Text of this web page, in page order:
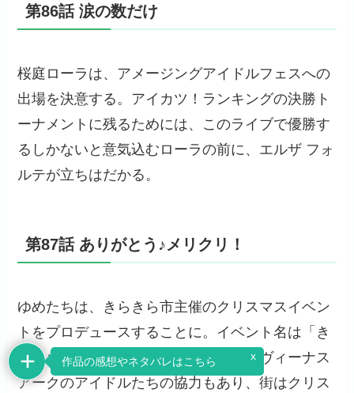
第86話 涙の数だけ
桜庭ローラは、アメージングアイドルフェスへの
出場を決意する。アイカツ！ランキングの決勝ト
ーナメントに残るためには、このライブで優勝す
るしかないと意気込むローラの前に、エルザ フォ
ルテが立ちはだかる。
第87話 ありがとう♪メリクリ！
ゆめたちは、きらきら市主催のクリスマスイベン
トをプロデュースすることに。イベント名は「き
らきらアイドルクリスマスナイト」。ヴィーナス
アークのアイドルたちの協力もあり、街はクリス
作品の感想やネタバレはこちら x